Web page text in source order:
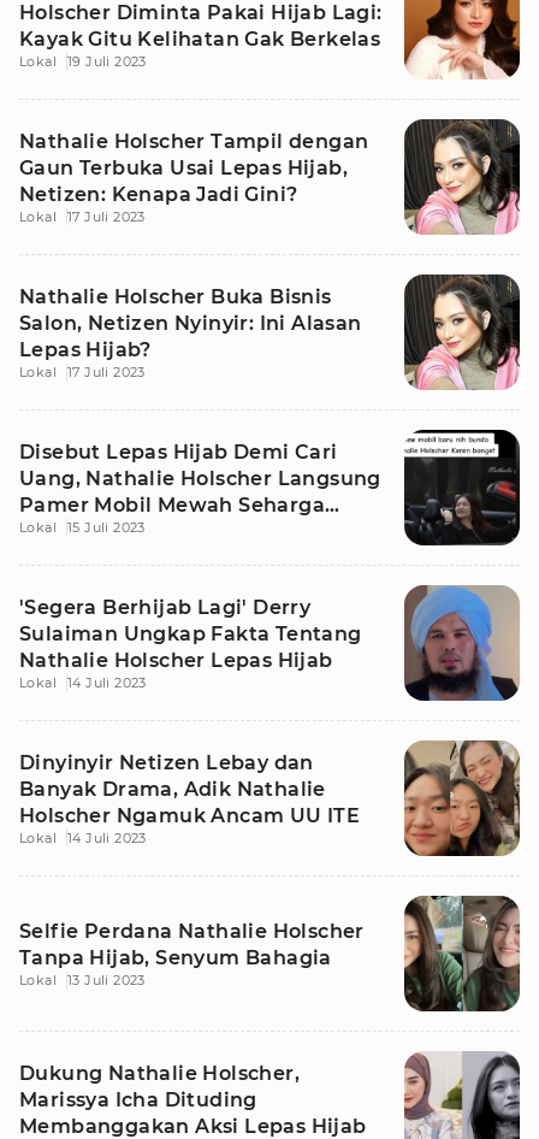
Holscher Diminta Pakai Hijab Lagi:
Kayak Gitu Kelihatan Gak Berkelas
Lokal 19 Juli 2023
Nathalie Holscher Tampil dengan
Gaun Terbuka Usai Lepas Hijab,
Netizen: Kenapa Jadi Gini?
Lokal 17 Juli 2023
Nathalie Holscher Buka Bisnis
Salon, Netizen Nyinyir: Ini Alasan
Lepas Hijab?
Lokal 17 Juli 2023
Disebut Lepas Hijab Demi Cari
Uang, Nathalie Holscher Langsung
Pamer Mobil Mewah Seharga
Miliaran
Lokal 15 Juli 2023
'Segera Berhijab Lagi' Derry
Sulaiman Ungkap Fakta Tentang
Nathalie Holscher Lepas Hijab
Lokal 14 Juli 2023
Dinyinyir Netizen Lebay dan
Banyak Drama, Adik Nathalie
Holscher Ngamuk Ancam UU ITE
Lokal 14 Juli 2023
Selfie Perdana Nathalie Holscher
Tanpa Hijab, Senyum Bahagia
Lokal 13 Juli 2023
Dukung Nathalie Holscher,
Marissya Icha Dituding
Membanggakan Aksi Lepas Hijab